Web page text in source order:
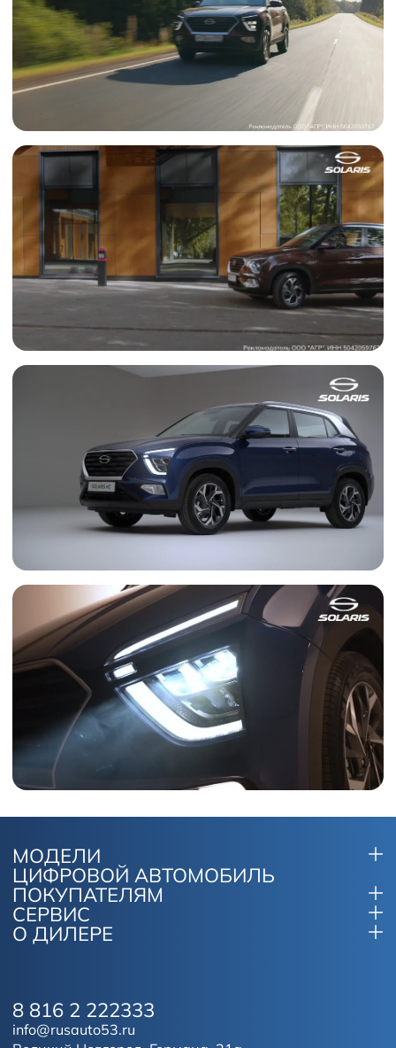
МОДЕЛИ
ЦИФРОВОЙ АВТОМОБИЛЬ
ПОКУПАТЕЛЯМ
СЕРВИС
О ДИЛЕРЕ
8 816 2 222333
info@rusauto53.ru